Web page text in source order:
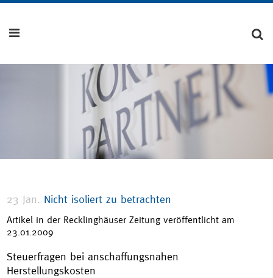
23 Jan. Nicht isoliert zu betrachten
Artikel in der Recklinghäuser Zeitung veröffentlicht am
23.01.2009
Steuerfragen bei anschaffungsnahen
Herstellungskosten